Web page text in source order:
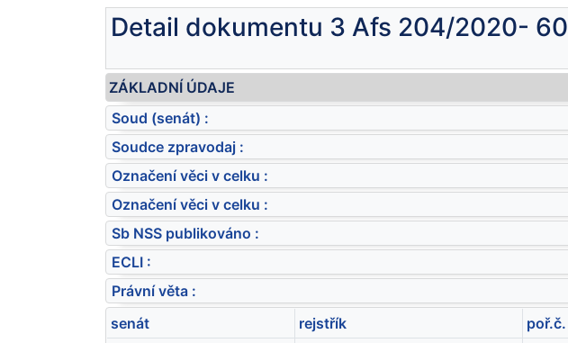
Detail dokumentu 3 Afs 204/2020- 60
ZÁKLADNÍ ÚDAJE
Soud (senát) :
Soudce zpravodaj :
Označení věci v celku :
Označení věci v celku :
Sb NSS publikováno :
ECLI :
Právní věta :
senát
rejstřík poř.č.